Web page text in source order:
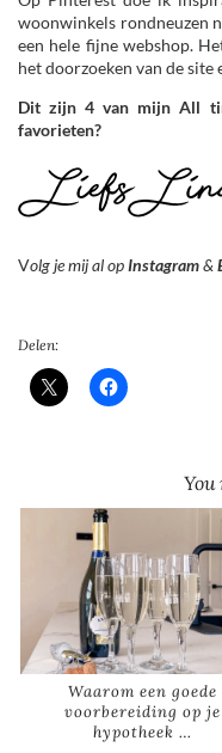
woonwinkels rondneuzen
een hele fijne webshop.
het doorzoeken van de
Dit zijn 4 van mijn All
favorieten?
Volg je mij al opInstagram&
Delen:
You
Waarom een goede
voorbereiding op je
hypotheek …